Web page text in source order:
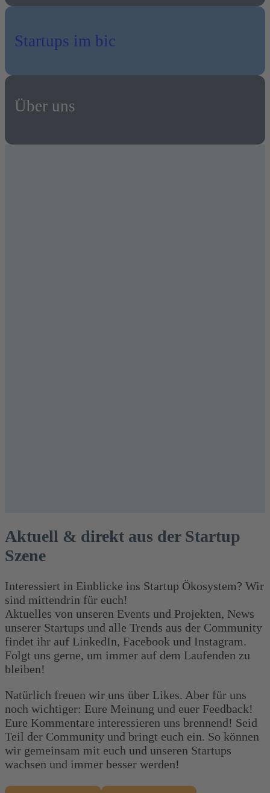
Startups im bic
Über uns
Aktuell & direkt aus der Startup
Szene
Interessiert in Einblicke ins Startup Ökosystem? Wir
sind mittendrin für euch!
Aktuelles von unseren Events und Projekten, News
unserer Startups und alle Trends aus der Community
findet ihr auf LinkedIn, Facebook und Instagram.
Folgt uns gerne, um immer auf dem Laufenden zu
bleiben!
Natürlich freuen wir uns über Likes. Aber für uns
noch wichtiger: Eure Meinung und euer Feedback!
Eure Kommentare interessieren uns brennend! Seid
Teil der Community und bringt euch ein. So können
wir gemeinsam mit euch und unseren Startups
wachsen und immer besser werden!